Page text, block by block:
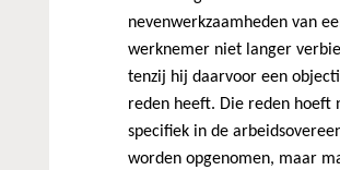
nevenwerkzaamheden van
werknemer niet langer
tenzij hij daarvoor een
reden heeft. Die reden hoeft
specifiek in de
worden opgenomen, maar